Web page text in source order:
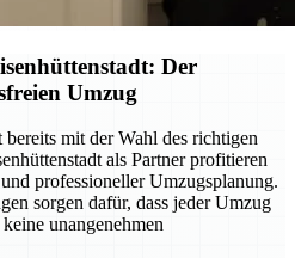
Der
Umzug
mit der Wahl des richtigen
als Partner profitieren
professioneller Umzugsplanung.
sorgen dafür, dass jeder Umzug
unangenehmen